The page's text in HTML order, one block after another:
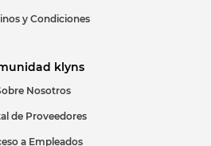
y Condiciones
klyns
Nosotros
de Proveedores
a Empleados